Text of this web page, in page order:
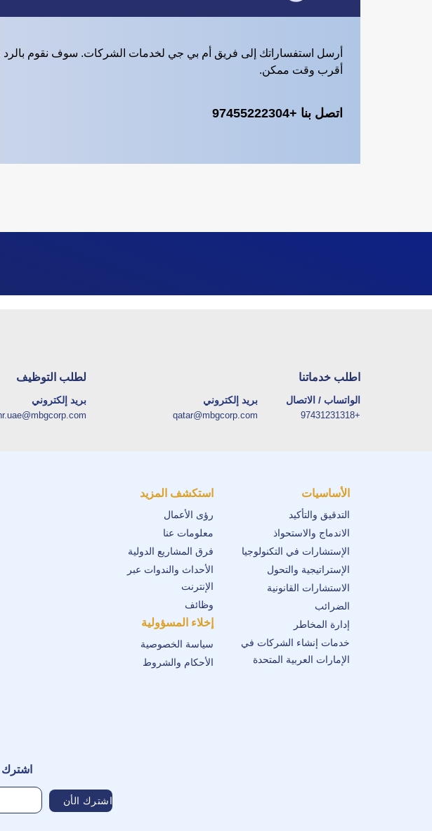
أرسل استفساراتك إلى فريق أم بي جي لخدمات الشركات. سوف نقوم
أقرب وقت ممكن.
اتصل بنا +97455222304
اطلب خدماتنا
الواتساب / الاتصال
+97431231318
بريد إلكتروني
qatar@mbgcorp.com
لطلب التوظيف
بريد إلكتروني
الأساسيات
التدقيق والتأكيد
الاندماج والاستحواذ
الإستشارات في التكنولوجيا
الإستراتيجية والتحول
الاستشارات القانونية
الضرائب
إدارة المخاطر
خدمات إنشاء الشركات في
الإمارات العربية المتحدة
استكشف المزيد
رؤى الأعمال
معلومات عنا
فرق المشاريع الدولية
الأحداث والندوات عبر
الإنترنت
وظائف
إخلاء المسؤولية
سياسة الخصوصية
الأحكام والشروط
اشترك